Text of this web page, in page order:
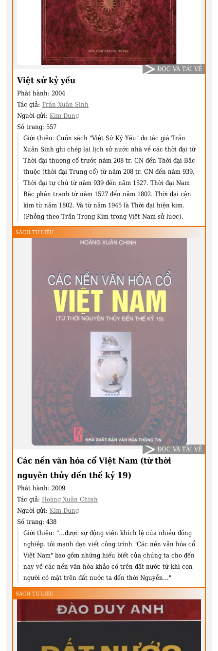
Việt sử kỷ yếu
Phát hành: 2004
Tác giả: Trần Xuân Sinh
Người gửi: Kim Dung
Số trang: 557
Giới thiệu: Cuốn sách "Việt Sử Kỷ Yếu" do tác giả Trần
Xuân Sinh ghi chép lại lịch sử nước nhà về các thời đại từ
Thời đại thượng cổ trước năm 208 tr. CN đến Thời đại Bắc
thuộc (thời đại Trung cổ) từ năm 208 tr. CN đến năm 939.
Thời đại tự chủ từ năm 939 đến năm 1527. Thời đại Nam
Bắc phân tranh từ năm 1527 đến năm 1802. Thời đại cận
kim từ năm 1802. Và từ năm 1945 là Thời đại hiện kim.
(Phỏng theo Trần Trọng Kim trong Việt Nam sử lược).
ĐỌC VÀ TẢI VỀ
SÁCH TƯ LIỆU
Các nền văn hóa cổ Việt Nam (từ thời
nguyên thủy đến thế kỷ 19)
Phát hành: 2009
Tác giả: Hoàng Xuân Chinh
Người gửi: Kim Dung
Số trang: 438
Giới thiệu: "...được sự động viên khích lệ của nhiều đồng
nghiệp, tôi mạnh dạn viết công trình "Các nền văn hóa cổ
Việt Nam" bao gồm những hiểu biết của chúng ta cho đến
nay về các nền văn hóa khảo cổ trên đất nước từ khi con
người có mặt trên đất nước ta đến thời Nguyễn..."
ĐỌC VÀ TẢI VỀ
SÁCH TƯ LIỆU